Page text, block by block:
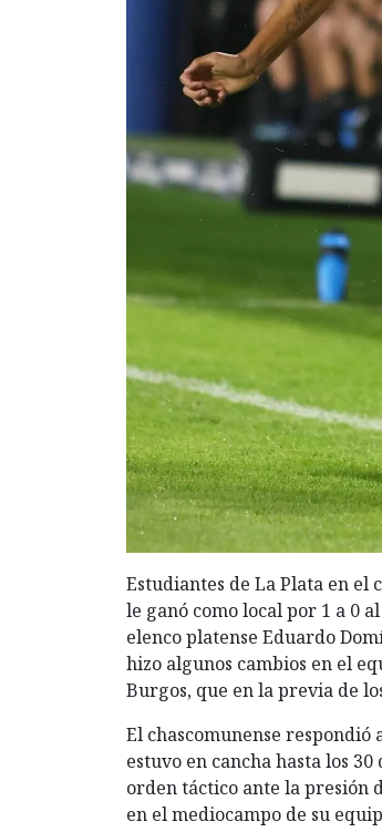
Estudiantes de La Plata en el
le ganó como local por 1 a 0
elenco platense Eduardo
hizo algunos cambios en el
Burgos, que en la previa de
El chascomunense
estuvo en cancha hasta los
orden táctico ante la presión
en el mediocampo de su